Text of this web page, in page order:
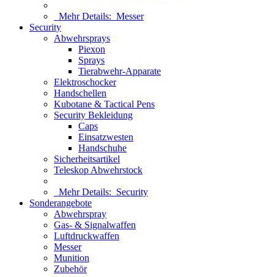
Mehr Details: Messer
Security
Abwehrsprays
Piexon
Sprays
Tierabwehr-Apparate
Elektroschocker
Handschellen
Kubotane & Tactical Pens
Security Bekleidung
Caps
Einsatzwesten
Handschuhe
Sicherheitsartikel
Teleskop Abwehrstock
Mehr Details: Security
Sonderangebote
Abwehrspray
Gas- & Signalwaffen
Luftdruckwaffen
Messer
Munition
Zubehör